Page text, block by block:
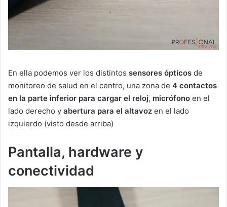
En ella podemos ver los distintos sensores ópticos de
monitoreo de salud en el centro, una zona de 4 contactos
en la parte inferior para cargar el reloj, micrófono en el
lado derecho y abertura para el altavoz en el lado
izquierdo (visto desde arriba)
Pantalla, hardware y
conectividad